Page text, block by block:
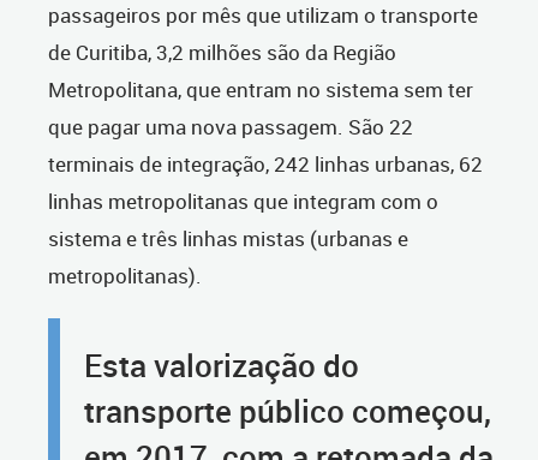
passageiros por mês que utilizam o transporte
de Curitiba, 3,2 milhões são da Região
Metropolitana, que entram no sistema sem ter
que pagar uma nova passagem. São 22
terminais de integração, 242 linhas urbanas, 62
linhas metropolitanas que integram com o
sistema e três linhas mistas (urbanas e
metropolitanas).
Esta valorização do
transporte público começou,